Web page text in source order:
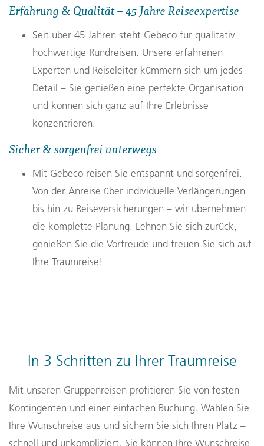
authentischen Begegnungen und kulturellen Highlights.
Hügel oder auf versteckten Wegen abseits der
Touristenpfade – Sie genießen die Freiheit und das
angenehme Tempo des Radreisens. Unsere erfahrenen
Reiseleiter begleiten Sie auf jeder Etappe, vermitteln
spannendes Hintergrundwissen und führen Sie zu den
geübter Radfahrer – unsere Radreisen sind für
verschiedene Fitnesslevel geeignet und bieten
unvergessliche Erlebnisse auf zwei Rädern. Lassen Sie
sich den Fahrtwind um die Nase wehen und entdecken
Sie die Welt aus einer neuen Perspektive!
Erfahrung & Qualität – 45 Jahre Reiseexpertise
Seit über 45 Jahren steht Gebeco für qualitativ
hochwertige Rundreisen. Unsere erfahrenen
Experten und Reiseleiter kümmern sich um jedes
Detail – Sie genießen eine perfekte Organisation
und können sich ganz auf Ihre Erlebnisse
konzentrieren.
Sicher & sorgenfrei unterwegs
Mit Gebeco reisen Sie entspannt und sorgenfrei.
Von der Anreise über individuelle Verlängerungen
bis hin zu Reiseversicherungen – wir übernehmen
die komplette Planung. Lehnen Sie sich zurück,
genießen Sie die Vorfreude und freuen Sie sich auf
Ihre Traumreise!
In 3 Schritten zu Ihrer Traumreise
Mit unseren Gruppenreisen profitieren Sie von festen
Kontingenten und einer einfachen Buchung. Wählen Sie
Ihre Wunschreise aus und sichern Sie sich Ihren Platz –
schnell und unkompliziert. Sie können Ihre Wunschreise